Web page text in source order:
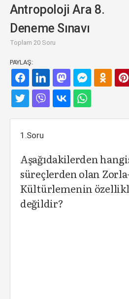
Antropoloji Ara 8.
Deneme Sınavı
Toplam 20 Soru
PAYLAŞ:
1.Soru
Aşağıdakilerden
süreçlerden olan
Kültürlemenin
değildir?